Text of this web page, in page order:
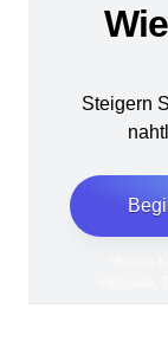
Steigern